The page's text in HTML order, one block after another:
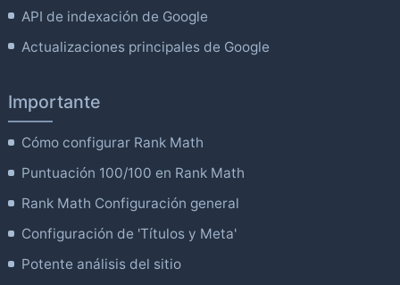
API de indexación de Google
Actualizaciones principales de Google
Importante
Cómo configurar Rank Math
Puntuación 100/100 en Rank Math
Rank Math Configuración general
Configuración de 'Títulos y Meta'
Potente análisis del sitio